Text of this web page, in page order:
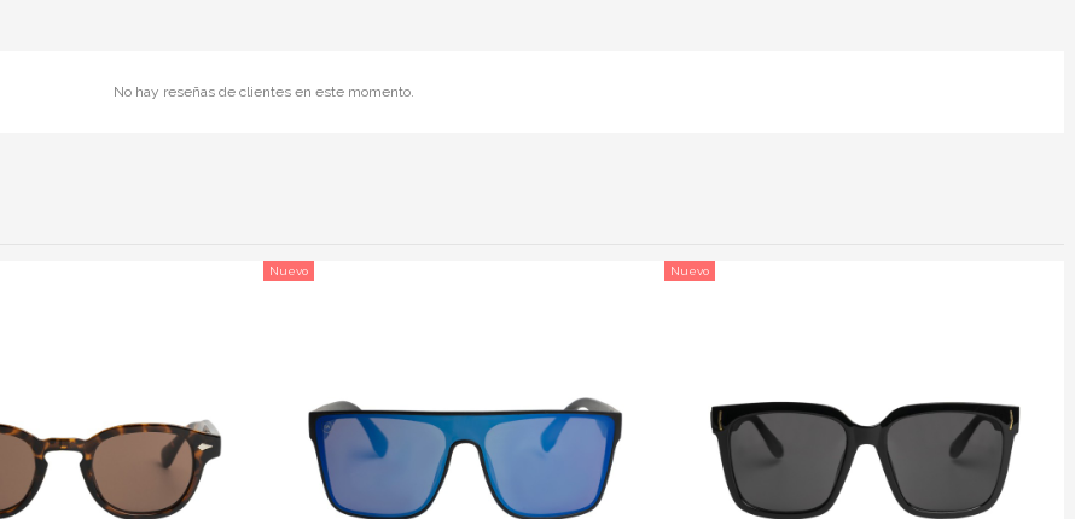
No hay reseñas de clientes en este momento.
Nuevo Nuevo